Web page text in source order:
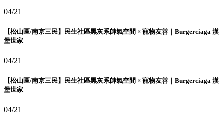
04/21
【松山區/南京三民】民生社區黑灰系帥氣空間 × 寵物友善｜Burgerciaga 漢
堡世家
04/21
【松山區/南京三民】民生社區黑灰系帥氣空間 × 寵物友善｜Burgerciaga 漢
堡世家
04/21